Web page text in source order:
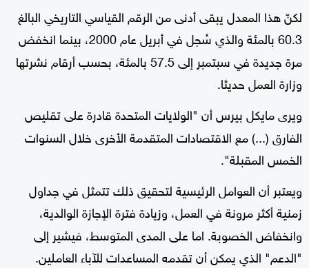
لكنّ هذا المعدل يبقى أدنى من الرقم القياسي التاريخي البالغ
60.3 بالمئة والذي سُجل في أبريل عام 2000، بينما انخفض
مرة جديدة في سبتمبر إلى 57.5 بالمئة، بحسب أرقام نشرتها
وزارة العمل حديثا.
ويرى مايكل بيرس أن "الولايات المتحدة قادرة على تقليص
الفارق (...) مع الاقتصادات المتقدمة الأخرى خلال السنوات
الخمس المقبلة".
ويعتبر أن العوامل الرئيسية لتحقيق ذلك تتمثل في جداول
زمنية أكثر مرونة في العمل، وزيادة فترة الإجازة الوالدية،
وانخفاض الخصوبة. اما على المدى المتوسط، فيشير إلى
"الدعم" الذي يمكن أن تقدمه المساعدات للآباء العاملين.